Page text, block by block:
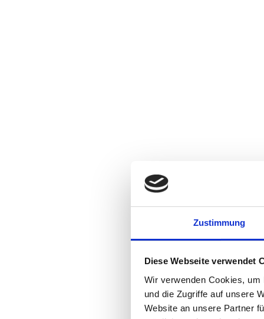
Zustimmung
Diese Webseite verwendet
Wir verwenden Cookies,
und die Zugriffe auf unsere
Website an unsere Partner
IHR PROJEKT - UNSERE
BIBERSCHWANZDACH UND
Optisch schön und energetisch wertvoll
SOLAR UND PHOTOVOLTAIK